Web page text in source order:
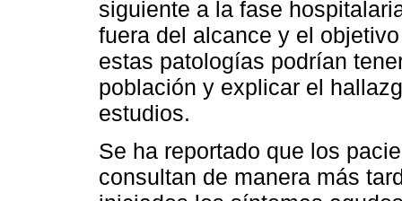
siguiente a la fase
fuera del alcance y el
estas patologías podrían
población y explicar el
estudios.
Se ha reportado que los
consultan de manera más